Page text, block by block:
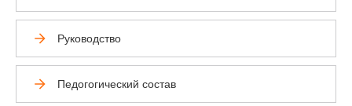
Руководство
Педогогический состав